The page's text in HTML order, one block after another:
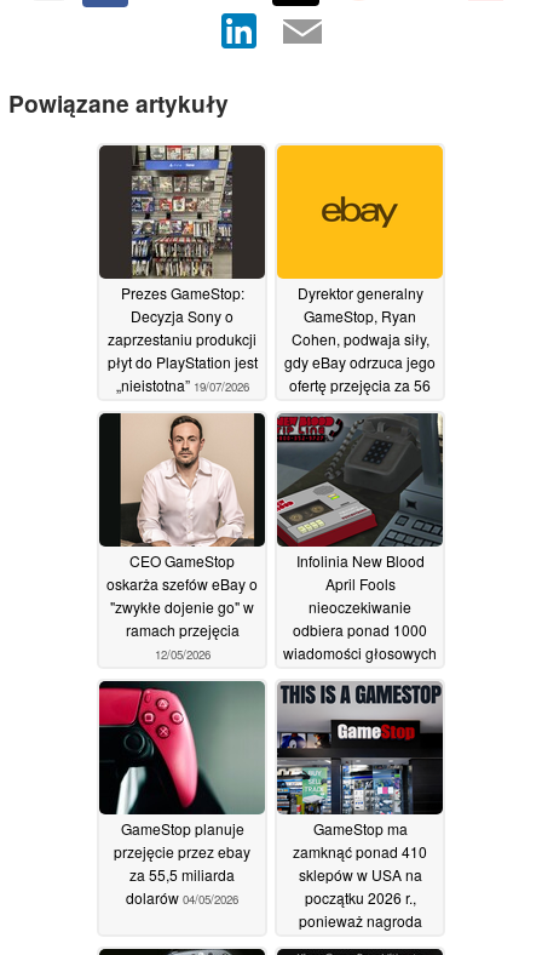
Powiązane artykuły
Prezes GameStop:
Decyzja Sony o
zaprzestaniu produkcji
płyt do PlayStation jest
„nieistotna” 19/07/2026
Dyrektor generalny
GameStop, Ryan
Cohen, podwaja siły,
gdy eBay odrzuca jego
ofertę przejęcia za 56
13/05/2026
CEO GameStop
oskarża szefów eBay o
"zwykłe dojenie go" w
ramach przejęcia
12/05/2026
Infolinia New Blood
April Fools
nieoczekiwanie
odbiera ponad 1000
wiadomości głosowych
09/05/2026
GameStop planuje
przejęcie przez ebay
za 55,5 miliarda
dolarów 04/05/2026
GameStop ma
zamknąć ponad 410
sklepów w USA na
początku 2026 r.,
ponieważ nagroda